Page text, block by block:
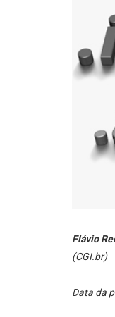
Flávio
(CGI.br)
Data da